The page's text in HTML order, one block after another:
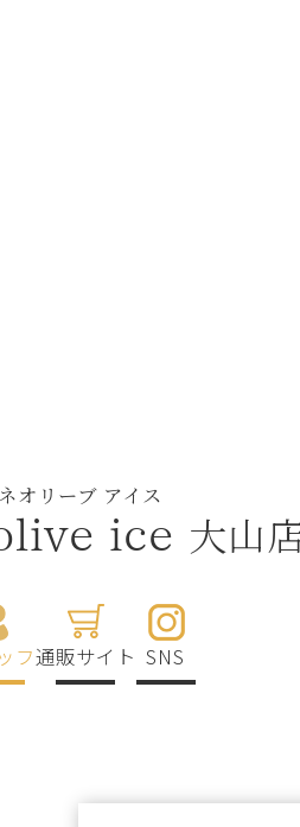
オリーブ アイス
ice 大山
フ通販サイト SNS